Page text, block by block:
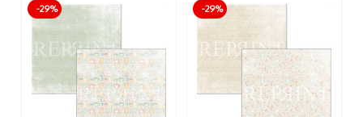
-29% -29%